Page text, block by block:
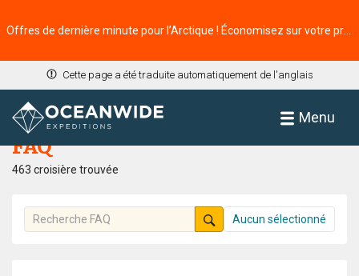
Cette page a été traduite automatiquement de l'anglais
Menu
Accueil
FAQ
463 croisière trouvée
Aucun sélectionné